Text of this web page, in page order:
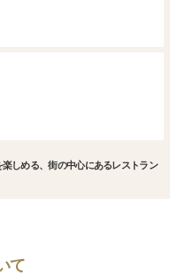
しめる、街の中心にあるレストラン
て